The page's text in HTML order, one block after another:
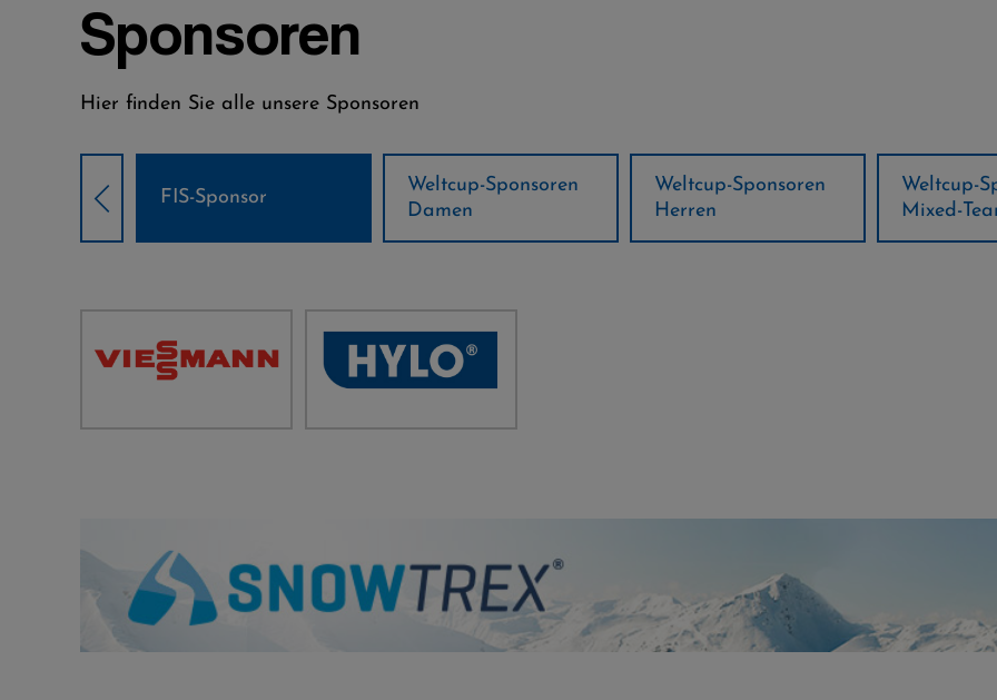
Sponsoren
Hier finden Sie alle unsere Sponsoren
Weltcup-Sponsoren
Damen
Weltcup-Sponsoren
Herren
Weltcup-Sponsoren
Mixed-Team
Regions-